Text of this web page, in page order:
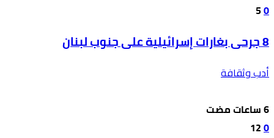
0
5
8 جرحى بغارات إسرائيلية على جنوب لبنان
أدب وثقافة
0
12